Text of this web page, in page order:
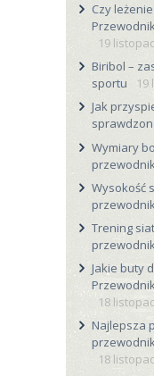
Czy
19
Biribol –
sportu
19
Jak
Wymiary
przewodnik
Wysokość
Trening
Jakie buty
18
Najlepsza
18